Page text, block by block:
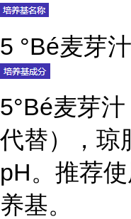
5 °Bé麦芽
5°Bé麦芽
代替），琼
pH。推荐
养基。